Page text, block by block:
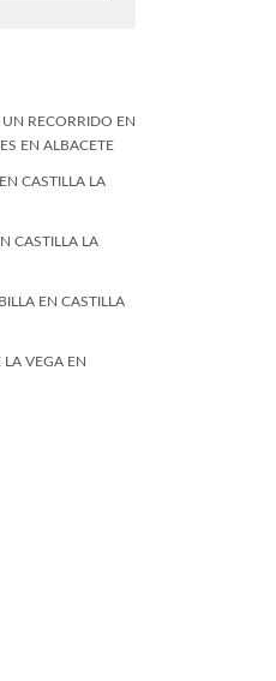
RECORRIDO EN
EN ALBACETE
CASTILLA LA
CASTILLA LA
EN CASTILLA
VEGA EN